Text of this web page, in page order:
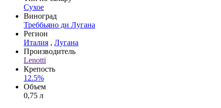
Сухое
Виноград
Треббьяно ди Лугана
Регион
Италия , Лугана
Производитель
Lenotti
Крепость
12.5%
Объем
0,75 л